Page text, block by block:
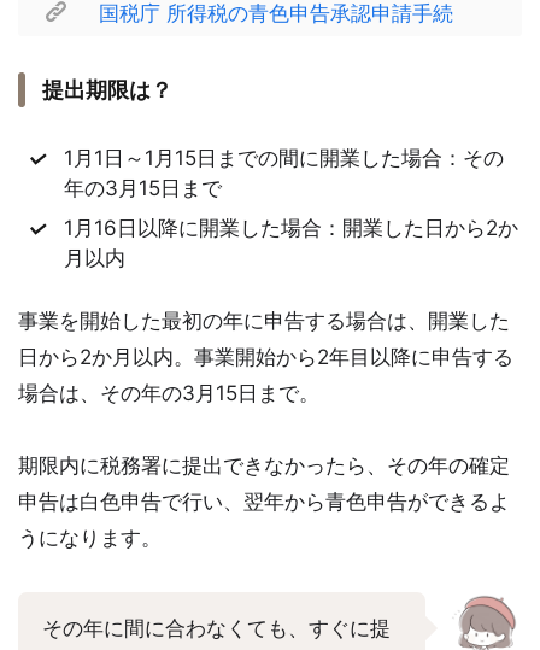
国税庁 所得税の青色申告承認申請手続
提出期限は？
1月1日～1月15日までの間に開業した場合：その
年の3月15日まで
1月16日以降に開業した場合：開業した日から2か
月以内
事業を開始した最初の年に申告する場合は、開業した
日から2か月以内。事業開始から2年目以降に申告する
場合は、その年の3月15日まで。
期限内に税務署に提出できなかったら、その年の確定
申告は白色申告で行い、翌年から青色申告ができるよ
うになります。
その年に間に合わなくても、すぐに提